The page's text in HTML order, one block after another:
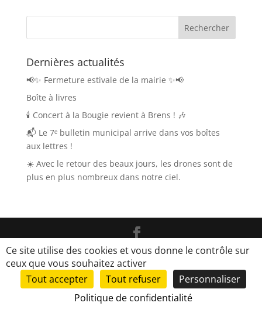
Dernières actualités
📢✨ Fermeture estivale de la mairie ✨📢
Boîte à livres
🕯️ Concert à la Bougie revient à Brens ! 🎶
📬 Le 7ᵉ bulletin municipal arrive dans vos boîtes
aux lettres !
☀️ Avec le retour des beaux jours, les drones sont de
plus en plus nombreux dans notre ciel.
Tous droits réservés Brens.fr | Mentions légales|
Mise en place du siteLK-Communication.fr
Ce site utilise des cookies et vous donne le contrôle sur
ceux que vous souhaitez activer
Tout accepter
Tout refuser
Personnaliser
Politique de confidentialité